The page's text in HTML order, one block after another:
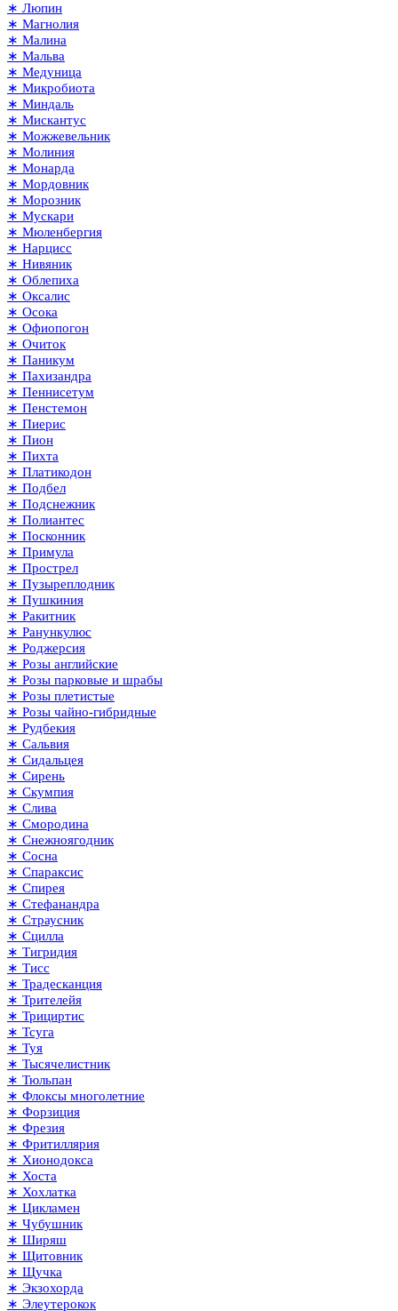
∗ Люпин
∗ Магнолия
∗ Малина
∗ Мальва
∗ Медуница
∗ Микробиота
∗ Миндаль
∗ Мискантус
∗ Можжевельник
∗ Молиния
∗ Монарда
∗ Мордовник
∗ Морозник
∗ Мускари
∗ Мюленбергия
∗ Нарцисс
∗ Нивяник
∗ Облепиха
∗ Оксалис
∗ Осока
∗ Офиопогон
∗ Очиток
∗ Паникум
∗ Пахизандра
∗ Пеннисетум
∗ Пенстемон
∗ Пиерис
∗ Пион
∗ Пихта
∗ Платикодон
∗ Подбел
∗ Подснежник
∗ Полиантес
∗ Посконник
∗ Примула
∗ Прострел
∗ Пузыреплодник
∗ Пушкиния
∗ Ракитник
∗ Ранункулюс
∗ Роджерсия
∗ Розы английские
∗ Розы парковые и шрабы
∗ Розы плетистые
∗ Розы чайно-гибридные
∗ Рудбекия
∗ Сальвия
∗ Сидальцея
∗ Сирень
∗ Скумпия
∗ Слива
∗ Смородина
∗ Снежноягодник
∗ Сосна
∗ Спараксис
∗ Спирея
∗ Стефанандра
∗ Страусник
∗ Сцилла
∗ Тигридия
∗ Тисс
∗ Традесканция
∗ Трителейя
∗ Трициртис
∗ Тсуга
∗ Туя
∗ Тысячелистник
∗ Тюльпан
∗ Флоксы многолетние
∗ Форзиция
∗ Фрезия
∗ Фритиллярия
∗ Хионодокса
∗ Хоста
∗ Хохлатка
∗ Цикламен
∗ Чубушник
∗ Ширяш
∗ Щитовник
∗ Щучка
∗ Экзохорда
∗ Элеутерокок